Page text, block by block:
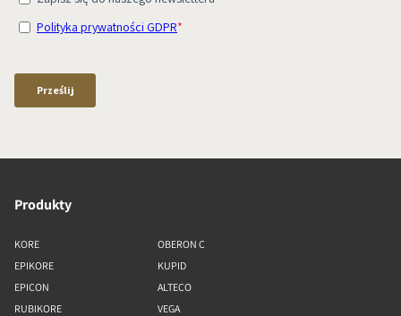
Produkty
KORE
EPIKORE
EPICON
RUBIKORE
OBERON C
KUPID
ALTECO
VEGA